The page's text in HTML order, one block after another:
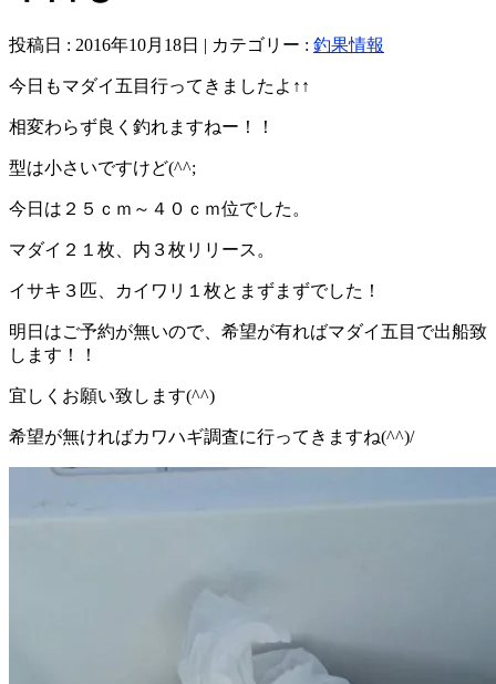
投稿日 : 2016年10月18日 | カテゴリー : 釣果情報
今日もマダイ五目行ってきましたよ↑↑
相変わらず良く釣れますねー！！
型は小さいですけど(^^;
今日は２５ｃｍ～４０ｃｍ位でした。
マダイ２１枚、内３枚リリース。
イサキ３匹、カイワリ１枚とまずまずでした！
明日はご予約が無いので、希望が有ればマダイ五目で出船致
します！！
宜しくお願い致します(^^)
希望が無ければカワハギ調査に行ってきますね(^^)/